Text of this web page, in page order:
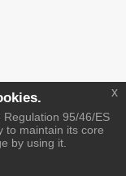
95/46/ES
to maintain its core
by using it.
x